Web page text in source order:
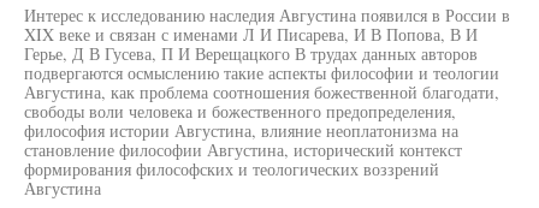
Интерес к исследованию наследия Августина появился в России в
XIX веке и связан с именами Л И Писарева, И В Попова, В И
Герье, Д В Гусева, П И Верещацкого В трудах данных авторов
подвергаются осмыслению такие аспекты философии и теологии
Августина, как проблема соотношения божественной благодати,
свободы воли человека и божественного предопределения,
философия истории Августина, влияние неоплатонизма на
становление философии Августина, исторический контекст
формирования философских и теологических воззрений
Августина